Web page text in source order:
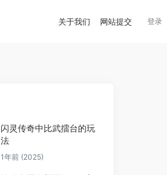
关于我们 网站提交 登录
闪灵传奇中比武擂台的玩
法
1年前 (2025)